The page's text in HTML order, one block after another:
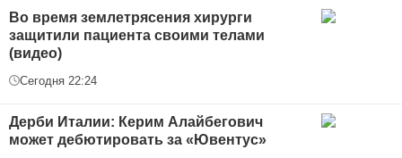
Во время землетрясения хирурги
защитили пациента своими телами
(видео)
Сегодня 22:24
Дерби Италии: Керим Алайбегович
может дебютировать за «Ювентус»